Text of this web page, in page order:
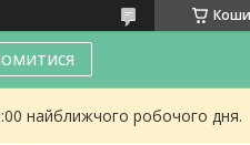
найближчого робочого дня.